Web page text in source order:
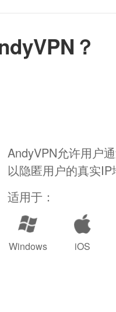
？
AndyVPN允许用户
以隐匿用户的真实IP
适用于：
Windows iOS